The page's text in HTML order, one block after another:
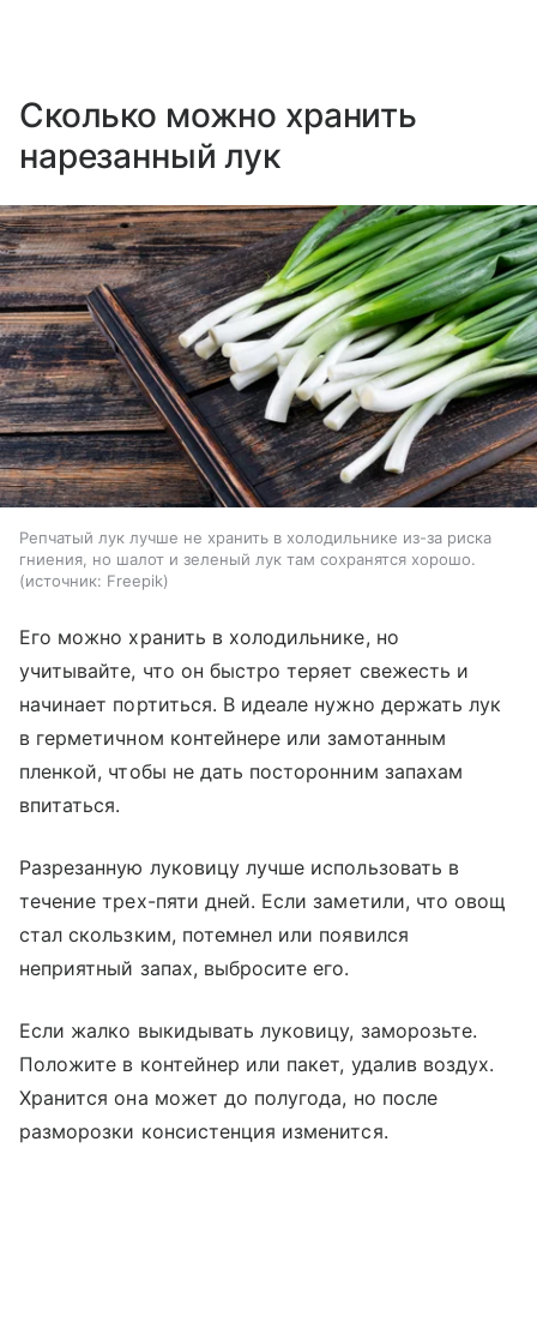
Сколько можно хранить
нарезанный лук
Репчатый лук лучше не хранить в холодильнике из-за риска
гниения, но шалот и зеленый лук там сохранятся хорошо.
источник: Freepik
Его можно хранить в холодильнике, но
учитывайте, что он быстро теряет свежесть и
начинает портиться. В идеале нужно держать лук
в герметичном контейнере или замотанным
пленкой, чтобы не дать посторонним запахам
впитаться.
Разрезанную луковицу лучше использовать в
течение трех-пяти дней. Если заметили, что овощ
стал скользким, потемнел или появился
неприятный запах, выбросите его.
Если жалко выкидывать луковицу, заморозьте.
Положите в контейнер или пакет, удалив воздух.
Хранится она может до полугода, но после
разморозки консистенция изменится.